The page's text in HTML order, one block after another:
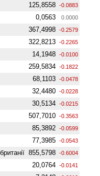
125,8558 -0.0883
0,0563 0.0000
367,4998 -0.2579
322,8213 -0.2265
14,1948 -0.0100
259,5834 -0.1822
68,1103 -0.0478
32,4480 -0.0228
30,5134 -0.0215
507,7010 -0.3563
85,3892 -0.0599
77,3985 -0.0543
855,5798 -0.6004
20,0764 -0.0141